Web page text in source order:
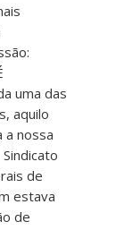
uma das
aquilo
nossa
de
estava
de